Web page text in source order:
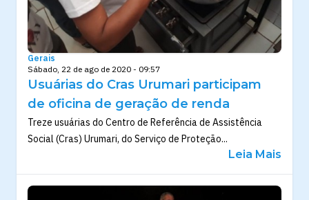
Gerais
Sábado, 22 de ago de 2020 - 09:57
Usuárias do Cras Urumari participam
de oficina de geração de renda
Treze usuárias do Centro de Referência de Assistência
Social (Cras) Urumari, do Serviço de Proteção...
Leia Mais